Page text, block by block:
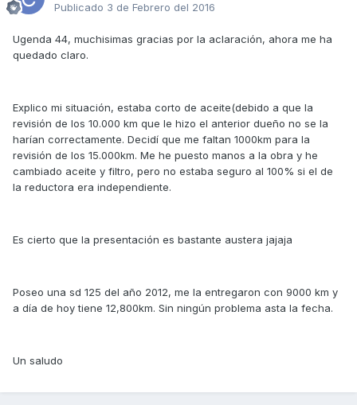
Publicado 3 de Febrero del 2016
Ugenda 44, muchisimas gracias por la aclaración, ahora me ha
quedado claro.
Explico mi situación, estaba corto de aceite(debido a que la
revisión de los 10.000 km que le hizo el anterior dueño no se la
harían correctamente. Decidí que me faltan 1000km para la
revisión de los 15.000km. Me he puesto manos a la obra y he
cambiado aceite y filtro, pero no estaba seguro al 100% si el de
la reductora era independiente.
Es cierto que la presentación es bastante austera jajaja
Poseo una sd 125 del año 2012, me la entregaron con 9000 km y
a día de hoy tiene 12,800km. Sin ningún problema asta la fecha.
Un saludo